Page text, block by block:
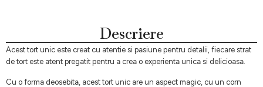
Descriere
Acest tort unic este creat cu atentie si pasiune pentru detalii, fiecare strat
de tort este atent pregatit pentru a crea o experienta unica si delicioasa.
Cu o forma deosebita, acest tort unic are un aspect magic, cu un corn